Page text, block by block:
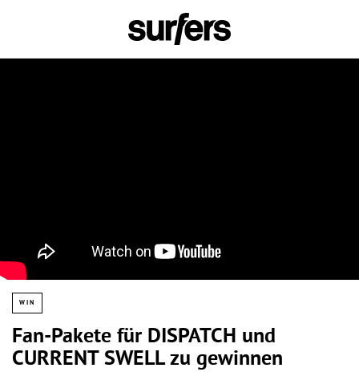
WIN
Fan-Pakete für DISPATCH und
CURRENT SWELL zu gewinnen